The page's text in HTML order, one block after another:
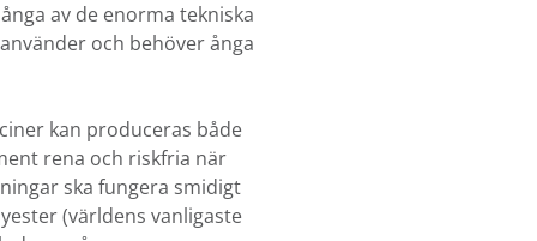
av de enorma tekniska
och behöver ånga
kan produceras både
rena och riskfria när
ska fungera smidigt
(världens vanligaste